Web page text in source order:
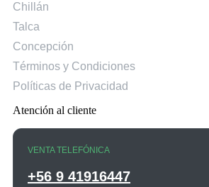
Chillán
Talca
Concepción
Términos y Condiciones
Políticas de Privacidad
Atención al cliente
VENTA TELEFÓNICA
+56 9 41916447